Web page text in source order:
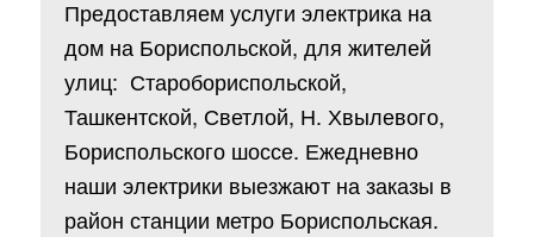
Предоставляем услуги электрика на
дом на Бориспольской, для жителей
улиц: Старобориспольской,
Ташкентской, Светлой, Н. Хвылевого,
Бориспольского шоссе. Ежедневно
наши электрики выезжают на заказы в
район станции метро Бориспольская.